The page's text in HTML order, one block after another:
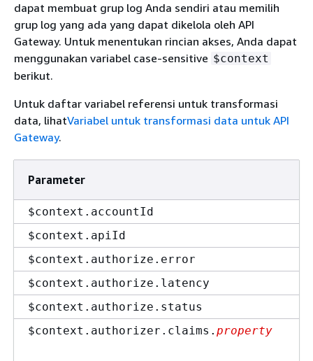
dapat membuat grup log Anda sendiri atau memilih
grup log yang ada yang dapat dikelola oleh API
Gateway. Untuk menentukan rincian akses, Anda dapat
menggunakan variabel case-sensitive $context
berikut.
Untuk daftar variabel referensi untuk transformasi
data, lihatVariabel untuk transformasi data untuk API
Gateway.
Parameter
$context.accountId
$context.apiId
$context.authorize.error
$context.authorize.latency
$context.authorize.status
$context.authorizer.claims. property